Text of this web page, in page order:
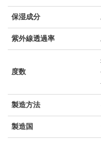
保湿成分
紫外線透過率
度数
製造方法
製造国